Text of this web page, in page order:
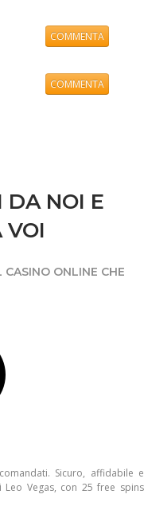
COMMENTA
COMMENTA
DA NOI E
VOI
CASINO ONLINE CHE
Sicuro, affidabile e
Vegas, con 25 free spins